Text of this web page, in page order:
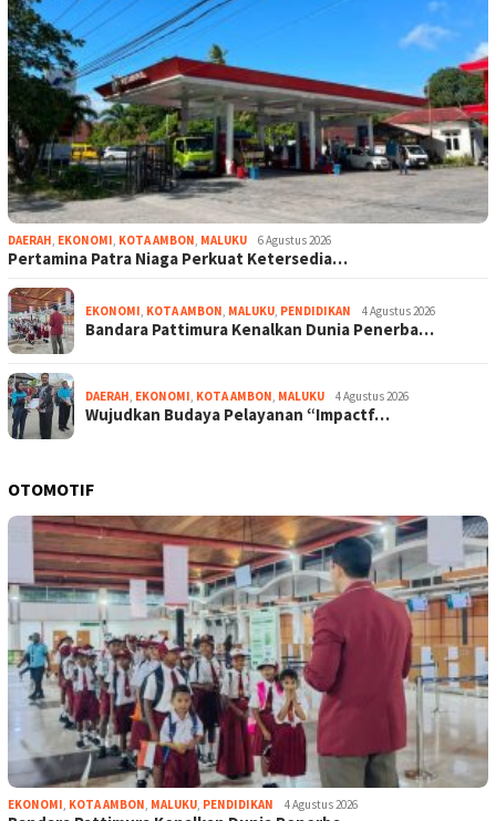
DAERAH EKONOMI KOTA AMBON MALUKU 6 Agustus 2026
Pertamina Patra Niaga Perkuat Ketersedia…
EKONOMI KOTA AMBON MALUKU PENDIDIKAN 4 Agustus 2026
Bandara Pattimura Kenalkan Dunia Penerba…
DAERAH EKONOMI KOTA AMBON MALUKU 4 Agustus 2026
Wujudkan Budaya Pelayanan “Impactf…
OTOMOTIF
EKONOMI KOTA AMBON MALUKU PENDIDIKAN 4 Agustus 2026